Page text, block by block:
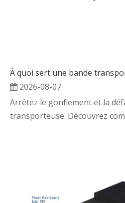
2026-08-07
Arrêtez le gonflement et la
transporteuse. Découvrez